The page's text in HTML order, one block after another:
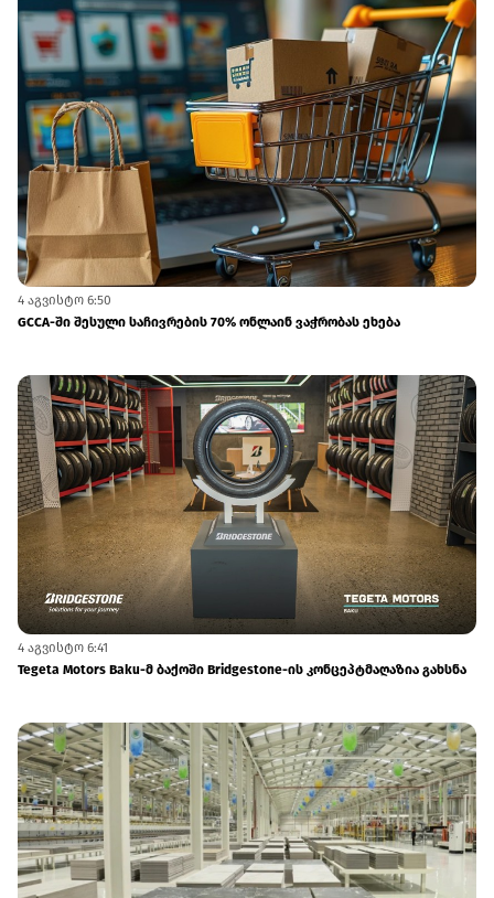
4 აგვისტო 6:50
GCCA-ში შესული საჩივრების 70% ონლაინ ვაჭრობას ეხება
4 აგვისტო 6:41
Tegeta Motors Baku-მ ბაქოში Bridgestone-ის კონცეპტმაღაზია გახსნა